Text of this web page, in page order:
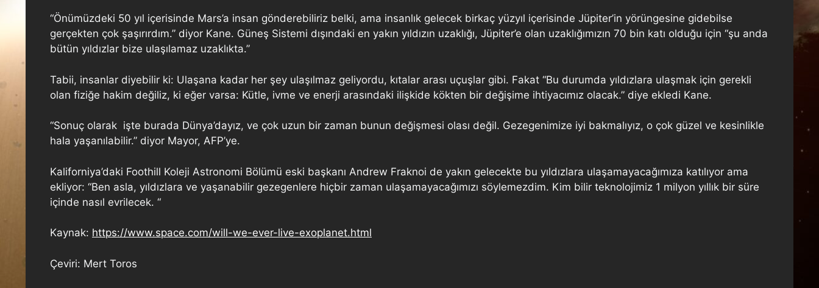
“Önümüzdeki 50 yıl içerisinde Mars’a insan gönderebiliriz belki, ama insanlık gelecek birkaç yüzyıl içerisinde Jüpiter’in yörüngesine gidebilse
gerçekten çok şaşırırdım.” diyor Kane. Güneş Sistemi dışındaki en yakın yıldızın uzaklığı, Jüpiter’e olan uzaklığımızın 70 bin katı olduğu için “şu anda
bütün yıldızlar bize ulaşılamaz uzaklıkta.”
Tabii, insanlar diyebilir ki: Ulaşana kadar her şey ulaşılmaz geliyordu, kıtalar arası uçuşlar gibi. Fakat “Bu durumda yıldızlara ulaşmak için gerekli
olan fiziğe hakim değiliz, ki eğer varsa: Kütle, ivme ve enerji arasındaki ilişkide kökten bir değişime ihtiyacımız olacak.” diye ekledi Kane.
“Sonuç olarak işte burada Dünya’dayız, ve çok uzun bir zaman bunun değişmesi olası değil. Gezegenimize iyi bakmalıyız, o çok güzel ve kesinlikle
hala yaşanılabilir.” diyor Mayor, AFP’ye.
Kaliforniya’daki Foothill Koleji Astronomi Bölümü eski başkanı Andrew Fraknoi de yakın gelecekte bu yıldızlara ulaşamayacağımıza katılıyor ama
ekliyor: “Ben asla, yıldızlara ve yaşanabilir gezegenlere hiçbir zaman ulaşamayacağımızı söylemezdim. Kim bilir teknolojimiz 1 milyon yıllık bir süre
içinde nasıl evrilecek. “
Kaynak: https://www.space.com/will-we-ever-live-exoplanet.html
Çeviri: Mert Toros